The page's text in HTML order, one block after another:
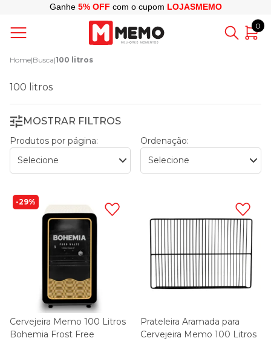
Ganhe 5% OFF com o cupom LOJASMEMO
0
Home|Busca|100 litros
100 litros
MOSTRAR FILTROS
Produtos por página: Ordenação:
29%
Cervejeira Memo 100 Litros
Bohemia Frost Free
Prateleira Aramada para
Cervejeira Memo 100 Litros